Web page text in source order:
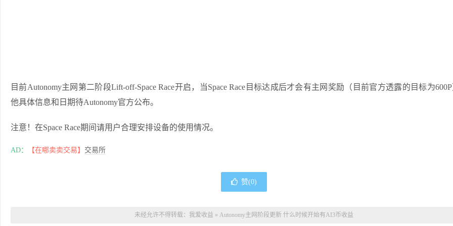
目前Autonomy主网第二阶段Lift-off-Space Race开启，当Space Race目标达成后才会有主网奖励（目前官方透露的目标为
他具体信息和日期待Autonomy官方公布。
注意！在Space Race期间请用户合理安排设备的使用情况。
AD： 【在哪卖卖交易】 交易所
赞(0)
未经允许不得转载： 我爱收益 » Autonomy主网阶段更新 什么时候开始有AI3币收益